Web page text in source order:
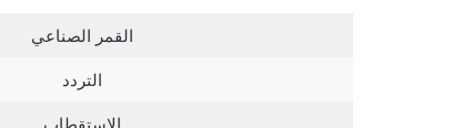
القمر الصناعي
التردد